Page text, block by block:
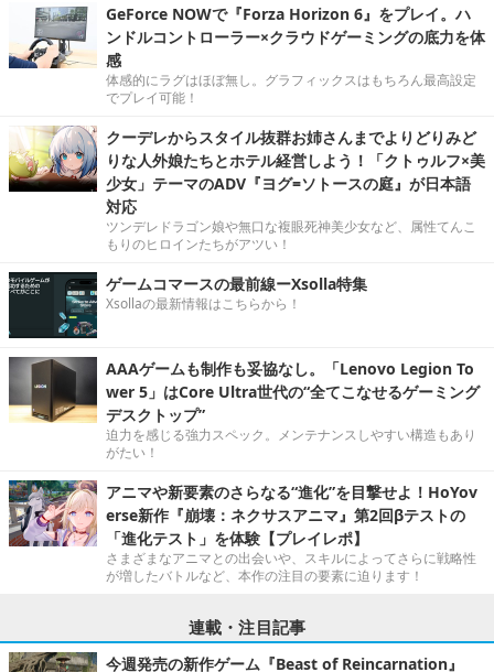
GeForce NOWで『Forza Horizon 6』をプレイ。ハ
ンドルコントローラー×クラウドゲーミングの底力を体
感
体感的にラグはほぼ無し。グラフィックスはもちろん最高設定
でプレイ可能！
クーデレからスタイル抜群お姉さんまでよりどりみど
りな人外娘たちとホテル経営しよう！「クトゥルフ×美
少女」テーマのADV『ヨグ=ソトースの庭』が日本語
対応
ツンデレドラゴン娘や無口な複眼死神美少女など、属性てんこ
もりのヒロインたちがアツい！
ゲームコマースの最前線ーXsolla特集
Xsollaの最新情報はこちらから！
AAAゲームも制作も妥協なし。「Lenovo Legion To
wer 5」はCore Ultra世代の“全てこなせるゲーミング
デスクトップ”
迫力を感じる強力スペック。メンテナンスしやすい構造もあり
がたい！
アニマや新要素のさらなる“進化”を目撃せよ！HoYov
erse新作『崩壊：ネクサスアニマ』第2回βテストの
「進化テスト」を体験【プレイレポ】
さまざまなアニマとの出会いや、スキルによってさらに戦略性
が増したバトルなど、本作の注目の要素に迫ります！
連載・注目記事
今週発売の新作ゲーム『Beast of Reincarnation』